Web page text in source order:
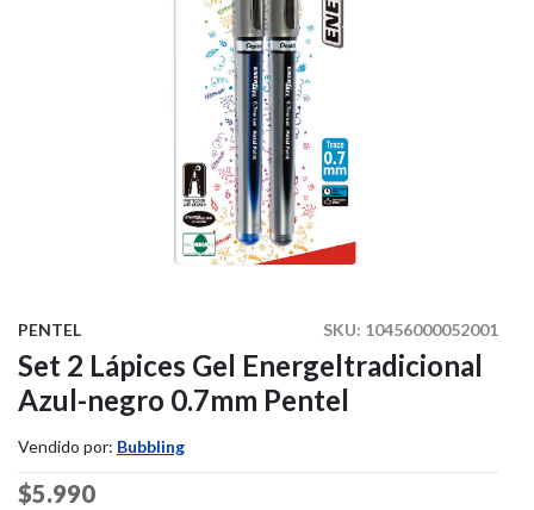
SKU: 10456000052001
PENTEL
Set 2 Lápices Gel Energeltradicional
Azul-negro 0.7mm Pentel
Vendido por: Bubbling
Price reduced from
$5.990